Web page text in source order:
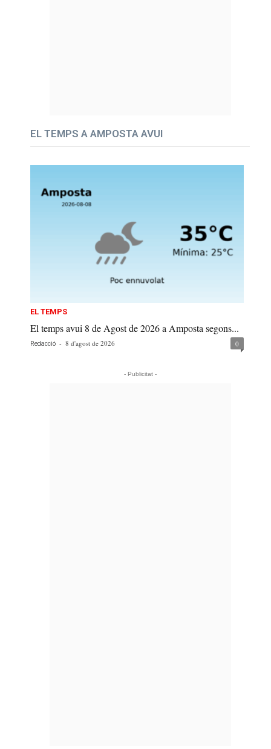
EL TEMPS A AMPOSTA AVUI
EL TEMPS
El temps avui 8 de Agost de 2026 a Amposta segons...
Redacció - 8 d'agost de 2026 0
- Publicitat -